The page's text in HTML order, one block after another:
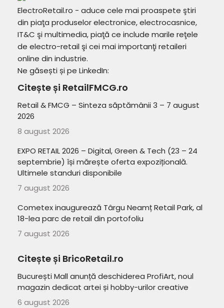
ElectroRetail.ro - aduce cele mai proaspete ştiri
din piaţa produselor electronice, electrocasnice,
IT&C şi multimedia, piaţă ce include marile reţele
de electro-retail şi cei mai importanţi retaileri
online din industrie.
Ne găsești și pe LinkedIn:
Citește și RetailFMCG.ro
Retail & FMCG – Sinteza săptămânii 3 – 7 august
2026
8 august 2026
EXPO RETAIL 2026 – Digital, Green & Tech (23 – 24
septembrie) își mărește oferta expozițională.
Ultimele standuri disponibile
7 august 2026
Cometex inaugurează Târgu Neamț Retail Park, al
18-lea parc de retail din portofoliu
7 august 2026
Citește și BricoRetail.ro
București Mall anunță deschiderea ProfiArt, noul
magazin dedicat artei și hobby-urilor creative
6 august 2026